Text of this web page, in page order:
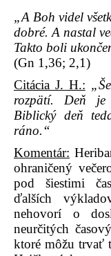
„A Boh videl
dobré. A nastal
Takto boli
(Gn 1,36; 2,1)
Citácia J. H.:
rozpätí. Deň je
Biblický deň
ráno.“
Komentár:
ohraničený
pod šiestimi
ďalších
nehovorí o
neurčitých
ktoré môžu trvať